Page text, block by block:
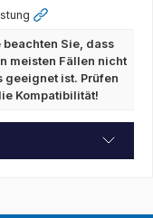
beachten Sie, dass
meisten Fällen nicht
geeignet ist. Prüfen
Kompatibilität!